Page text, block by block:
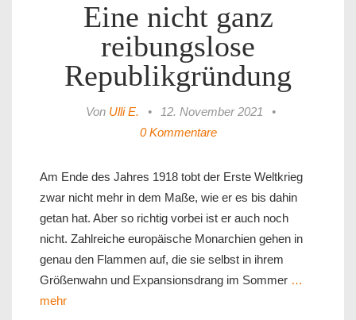
Eine nicht ganz
reibungslose
Republikgründung
Von Ulli E. • 12. November 2021
•
0 Kommentare
Am Ende des Jahres 1918 tobt der Erste Weltkrieg
zwar nicht mehr in dem Maße, wie er es bis dahin
getan hat. Aber so richtig vorbei ist er auch noch
nicht. Zahlreiche europäische Monarchien gehen in
genau den Flammen auf, die sie selbst in ihrem
Größenwahn und Expansionsdrang im Sommer …
mehr